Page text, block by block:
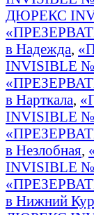
ДЮРЕКС
в Надежда,
INVISIBLE
в Нарткала,
INVISIBLE
в Незлобная,
INVISIBLE
в Нижний